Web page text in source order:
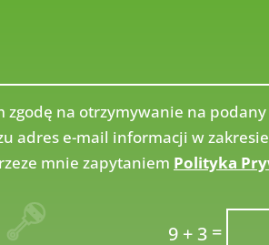
zgodę na otrzymywanie na
adres e-mail informacji w
mnie zapytaniem Polityka
9 + 3=